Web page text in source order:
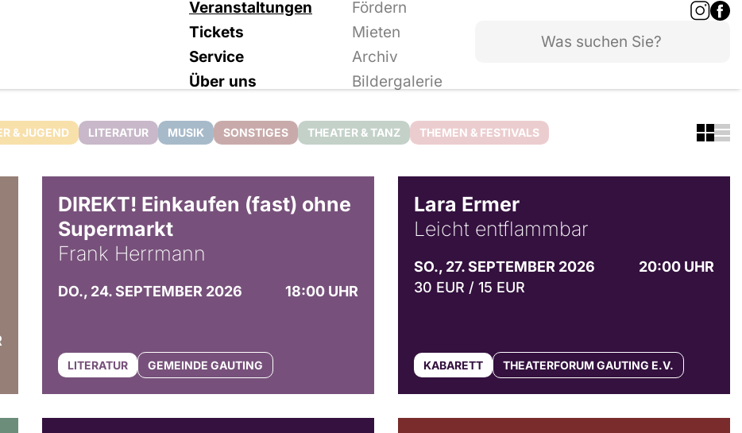
Veranstaltungen
Fördern
Tickets
Mieten
Service
Archiv
Über uns
Bildergalerie
& JUGEND LITERATUR MUSIK SONSTIGES THEATER & TANZ THEMEN & FESTIVALS
DIREKT! Einkaufen (fast) ohne
Supermarkt
Frank Herrmann
DO., 24. SEPTEMBER 2026 18:00 UHR
LITERATUR GEMEINDE GAUTING
Lara Ermer
Leicht entflammbar
SO., 27. SEPTEMBER 2026
20:00 UHR
30 EUR / 15 EUR
KABARETT THEATERFORUM GAUTING E.V.